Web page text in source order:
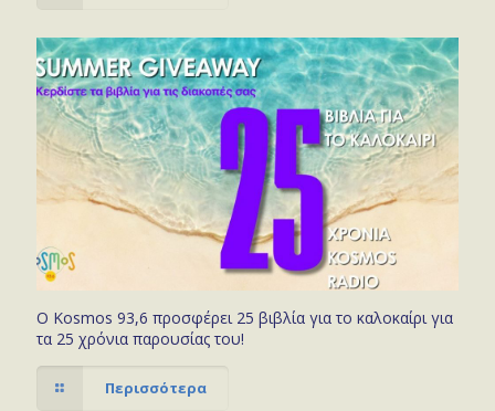
Ο Kosmos 93,6 προσφέρει 25 βιβλία για το καλοκαίρι για
τα 25 χρόνια παρουσίας του!
Περισσότερα